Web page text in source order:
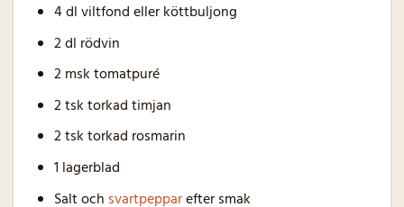
4 dl viltfond eller köttbuljong
2 dl rödvin
2 msk tomatpuré
2 tsk torkad timjan
2 tsk torkad rosmarin
1 lagerblad
Salt och svartpepparefter smak